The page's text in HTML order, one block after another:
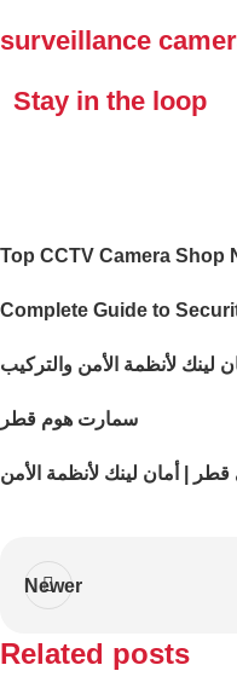
surveillance
Stay in the loop
Top CCTV Camera Shop
Complete Guide to
لينك لأنظمة الأمن والتركيب
سمارت هوم قطر
| أمان لينك لأنظمة الأمن
Newer
Related posts